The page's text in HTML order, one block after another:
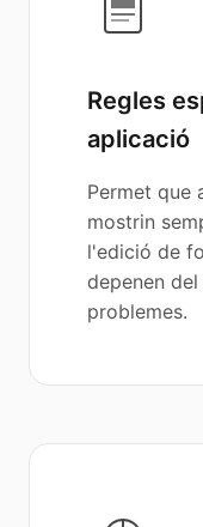
Regles
aplicació
Permet que
mostrin
l'edició de
depenen
problemes.